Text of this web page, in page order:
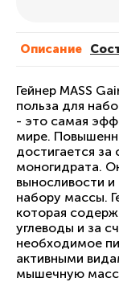
Описание
Гейнер MASS
польза для
- это самая
мире.
достигается за
моногидрата.
выносливости
набору массы.
которая
углеводы и за
необходимое
активными
мышечную